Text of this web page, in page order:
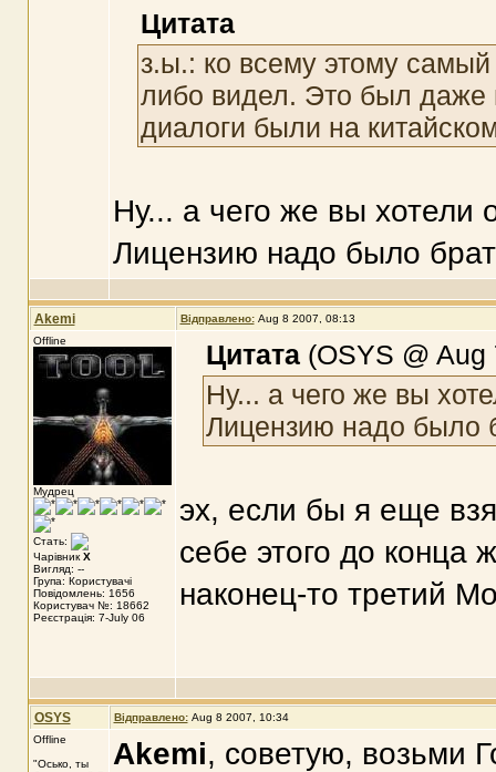
Цитата
з.ы.: ко всему этому
либо видел. Это был
диалоги были на
Ну... а чего же вы хотели
Лицензию надо было
Akemi Відправлено: Aug 8 2007, 08:13
Offline
Мудрец
Стать:
Чарівник X
Вигляд: --
Група: Користувачі
Повідомлень: 1656
Користувач №: 18662
Реєстрація: 7-July 06
Цитата(OSYS @ Aug
Ну... а чего же вы
Лицензию надо было
эх, если бы я еще
себе этого до конца
наконец-то третий
OSYS Відправлено: Aug 8 2007, 10:34
Offline
"Осько, ты
Akemi, советую, возьми